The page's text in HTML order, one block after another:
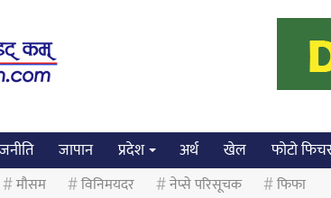
जापान प्रदेश अर्थ खेल फोटो
मौसम विनिमयदर नेप्से परिसूचक फिफा